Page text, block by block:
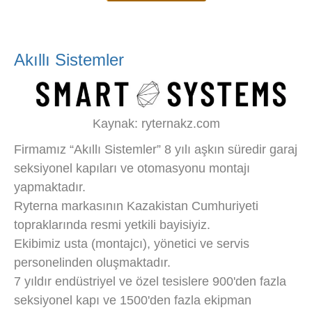
Akıllı Sistemler
Kaynak: ryternakz.com
Firmamız “Akıllı Sistemler” 8 yılı aşkın süredir garaj
seksiyonel kapıları ve otomasyonu montajı
yapmaktadır.
Ryterna markasının Kazakistan Cumhuriyeti
topraklarında resmi yetkili bayisiyiz.
Ekibimiz usta (montajcı), yönetici ve servis
personelinden oluşmaktadır.
7 yıldır endüstriyel ve özel tesislere 900'den fazla
seksiyonel kapı ve 1500'den fazla ekipman